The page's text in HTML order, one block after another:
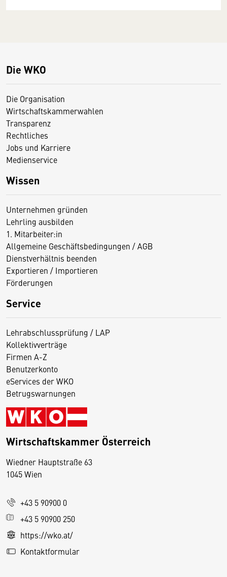
Die WKO
Die Organisation
Wirtschaftskammerwahlen
Transparenz
Rechtliches
Jobs und Karriere
Medienservice
Wissen
Unternehmen gründen
Lehrling ausbilden
1. Mitarbeiter:in
Allgemeine Geschäftsbedingungen / AGB
Dienstverhältnis beenden
Exportieren / Importieren
Förderungen
Service
Lehrabschlussprüfung / LAP
Kollektivverträge
Firmen A-Z
Benutzerkonto
eServices der WKO
Betrugswarnungen
Wirtschaftskammer Österreich
Wiedner Hauptstraße 63
1045 Wien
+43 5 90900 0
+43 5 90900 250
https://wko.at/
Kontaktformular
D
s
e
S
e